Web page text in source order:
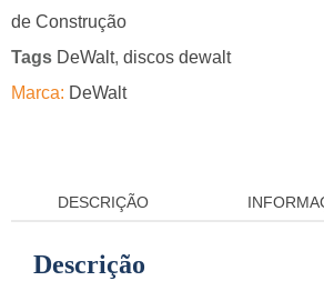
de Construção
Tags DeWalt, discos dewalt
Marca: DeWalt
DESCRIÇÃO
Descrição